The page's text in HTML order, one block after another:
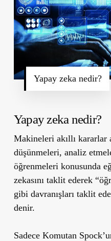
Yapay zeka nedir?
Yapay zeka nedir?
Makineleri akıllı
düşünmeleri, analiz
öğrenmeleri konusunda
zekasını taklit ederek
gibi davranışları taklit
denir.
Sadece Komutan